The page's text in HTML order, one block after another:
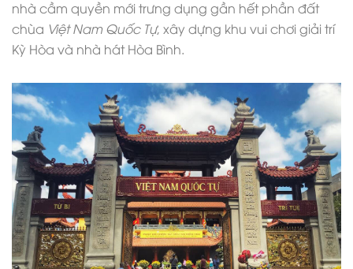
nhà cầm quyền mới trưng dụng gần hết phần đất
chùa Việt Nam Quốc Tự, xây dựng khu vui chơi giải trí
Kỳ Hòa và nhà hát Hòa Bình.